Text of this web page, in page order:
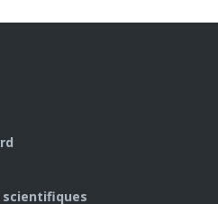
scientifiques